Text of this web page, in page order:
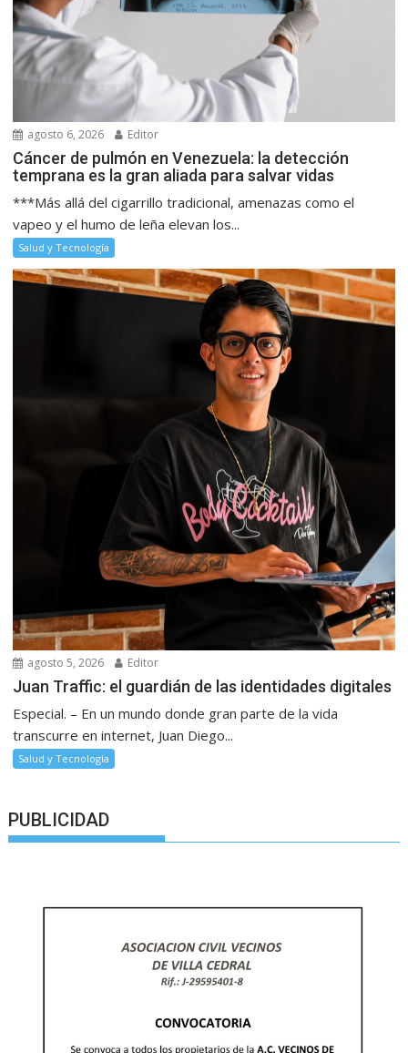
agosto 6, 2026 Editor
Cáncer de pulmón en Venezuela: la detección
temprana es la gran aliada para salvar vidas
***Más allá del cigarrillo tradicional, amenazas como el
vapeo y el humo de leña elevan los...
Salud y Tecnología
agosto 5, 2026 Editor
Juan Traffic: el guardián de las identidades digitales
Especial. – En un mundo donde gran parte de la vida
transcurre en internet, Juan Diego...
Salud y Tecnología
PUBLICIDAD